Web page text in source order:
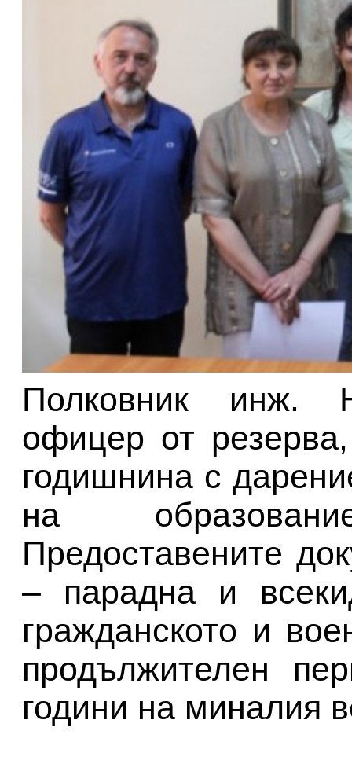
Полковник инж.
офицер от
годишнина с
на
Предоставените
– парадна и
гражданското и
продължителен
години на миналия